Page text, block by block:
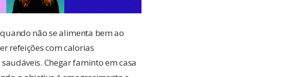
não se alimenta bem ao
refeições com calorias
Chegar faminto em casa